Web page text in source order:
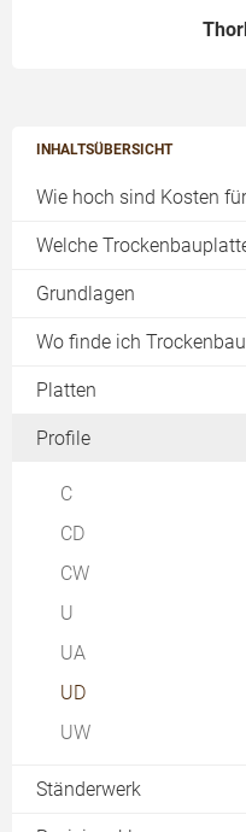
INHALTSÜBERSICHT
Wie hoch sind Kosten
Welche
Grundlagen
DIN-Normen
Wo finde ich
Platten
Rigipsplatten
Profile
C
CD
CW
U
UA
UD
UW
Ständerwerk